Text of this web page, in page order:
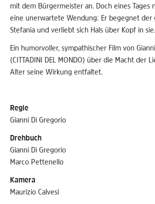
mit dem Bürgermeister an. Doch eines Tages
eine unerwartete Wendung: Er begegnet der
Stefania und verliebt sich Hals über Kopf in sie.
Ein humorvoller, sympathischer Film von
(CITTADINI DEL MONDO) über die Macht der
Alter seine Wirkung entfaltet.
Regie
Gianni Di Gregorio
Drehbuch
Gianni Di Gregorio
Marco Pettenello
Kamera
Maurizio Calvesi